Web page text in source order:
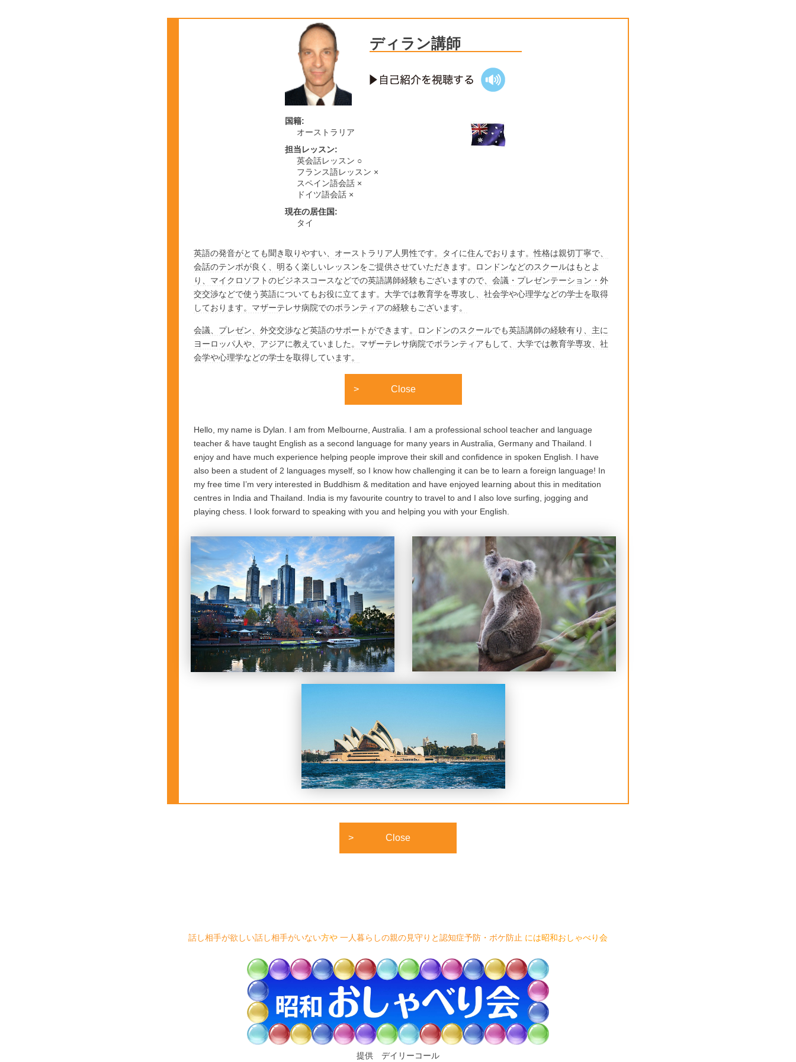
ディラン講師
国籍:
オーストラリア
担当レッスン:
英会話レッスン ○
フランス語レッスン ×
スペイン語会話 ×
ドイツ語会話 ×
現在の居住国:
タイ
英語の発音がとても聞き取りやすい、オーストラリア人男性です。タイに住んでおります。性格は親切丁寧で、
会話のテンポが良く、明るく楽しいレッスンをご提供させていただきます。ロンドンなどのスクールはもとよ
り、マイクロソフトのビジネスコースなどでの英語講師経験もございますので、会議・プレゼンテーション・外
交交渉などで使う英語についてもお役に立てます。大学では教育学を専攻し、社会学や心理学などの学士を取得
しております。マザーテレサ病院でのボランティアの経験もございます。
会議、プレゼン、外交交渉など英語のサポートができます。ロンドンのスクールでも英語講師の経験有り、主に
ヨーロッパ人や、アジアに教えていました。マザーテレサ病院でボランティアもして、大学では教育学専攻、社
会学や心理学などの学士を取得しています。
Close
Hello, my name is Dylan. I am from Melbourne, Australia. I am a professional school teacher and language
teacher & have taught English as a second language for many years in Australia, Germany and Thailand. I
enjoy and have much experience helping people improve their skill and confidence in spoken English. I have
also been a student of 2 languages myself, so I know how challenging it can be to learn a foreign language! In
my free time I’m very interested in Buddhism & meditation and have enjoyed learning about this in meditation
centres in India and Thailand. India is my favourite country to travel to and I also love surfing, jogging and
playing chess. I look forward to speaking with you and helping you with your English.
Close
話し相手が欲しい話し相手がいない方や 一人暮らしの親の見守りと認知症予防・ボケ防止 には昭和おしゃべり会
提供 デイリーコール